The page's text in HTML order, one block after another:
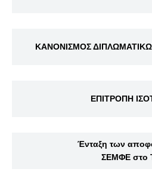
ΚΑΝΟΝΙΣΜΟΣ
ΕΠΙΤΡΟΠΗ
Ένταξη των
ΣΕΜΦΕ στο